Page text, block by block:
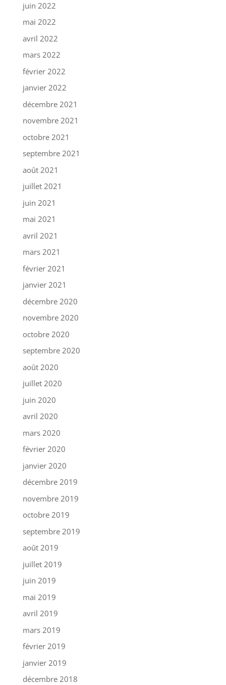
juin 2022
mai 2022
avril 2022
mars 2022
février 2022
janvier 2022
décembre 2021
novembre 2021
octobre 2021
septembre 2021
août 2021
juillet 2021
juin 2021
mai 2021
avril 2021
mars 2021
février 2021
janvier 2021
décembre 2020
novembre 2020
octobre 2020
septembre 2020
août 2020
juillet 2020
juin 2020
avril 2020
mars 2020
février 2020
janvier 2020
décembre 2019
novembre 2019
octobre 2019
septembre 2019
août 2019
juillet 2019
juin 2019
mai 2019
avril 2019
mars 2019
février 2019
janvier 2019
décembre 2018